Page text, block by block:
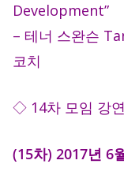
Development”
– 테너 스완슨
코치
◇ 14차 모임 강
(15차) 2017년 6